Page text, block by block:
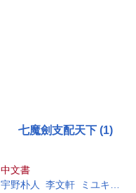
七魔劍支配天下 (1)
中文書
宇野朴人 李文軒
ミユキルリア